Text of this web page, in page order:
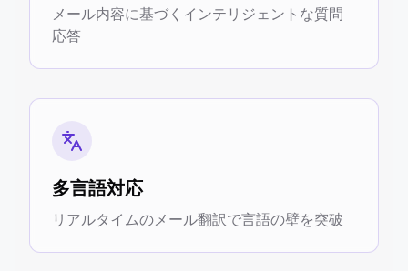
メール内容に基づくインテリジェントな質問
応答
多言語対応
リアルタイムのメール翻訳で言語の壁を突破